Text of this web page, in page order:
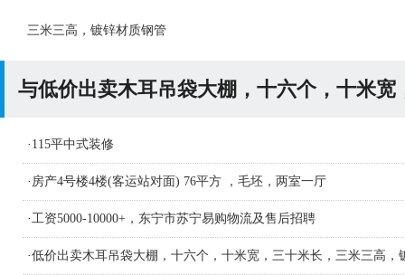
三米三高，镀锌材质钢管
与低价出卖木耳吊袋大棚，十六个，十米宽
· 115平中式装修
· 房产4号楼4楼(客运站对面) 76平方 ，毛坯，两室一厅
·工资5000-10000+，东宁市苏宁易购物流及售后招聘
·低价出卖木耳吊袋大棚，十六个，十米宽，三十米长，三米三高，